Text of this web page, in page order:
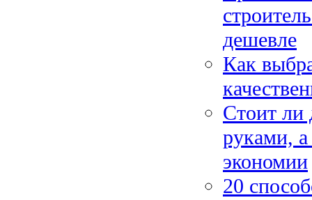
дешевле
Как
Стоит ли
руками, а
экономии
20